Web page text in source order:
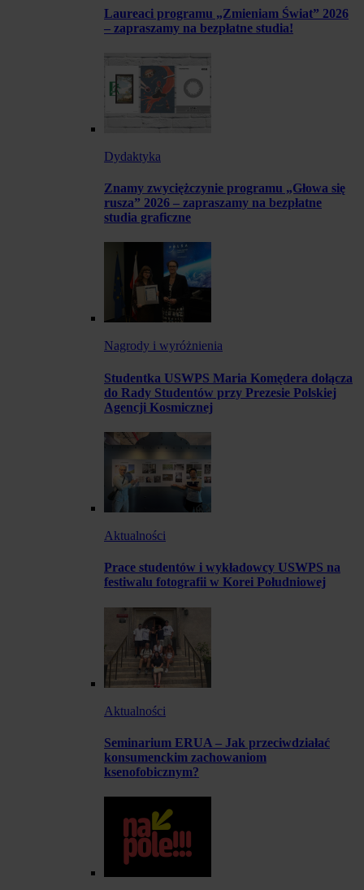
Laureaci programu „Zmieniam Świat” 2026
– zapraszamy na bezpłatne studia!
Dydaktyka
Znamy zwyciężczynie programu „Głowa się
rusza” 2026 – zapraszamy na bezpłatne
studia graficzne
Nagrody i wyróżnienia
Studentka USWPS Maria Komędera dołącza
do Rady Studentów przy Prezesie Polskiej
Agencji Kosmicznej
Aktualności
Prace studentów i wykładowcy USWPS na
festiwalu fotografii w Korei Południowej
Aktualności
Seminarium ERUA – Jak przeciwdziałać
konsumenckim zachowaniom
ksenofobicznym?